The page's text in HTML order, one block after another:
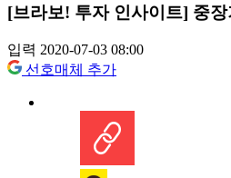
[브라보! 투자 인사이트] 중
입력 2020-07-03 08:00
선호매체 추가